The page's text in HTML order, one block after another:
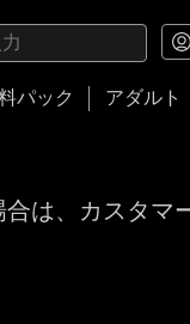
パック アダルト
は、カスタマ